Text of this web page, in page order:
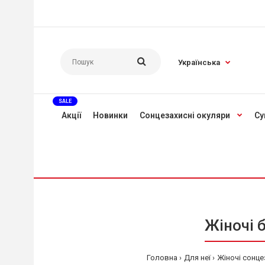
Українська
Акції
SALE
Новинки Сонцезахисні окуляри
Жіночі
Головна Для неї Жіночі